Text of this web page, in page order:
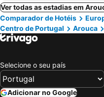
Ver todas as estadias em
Comparador de Hotéis
Centro de Portugal
Arouca
Selecione o seu país
Adicionar no Google